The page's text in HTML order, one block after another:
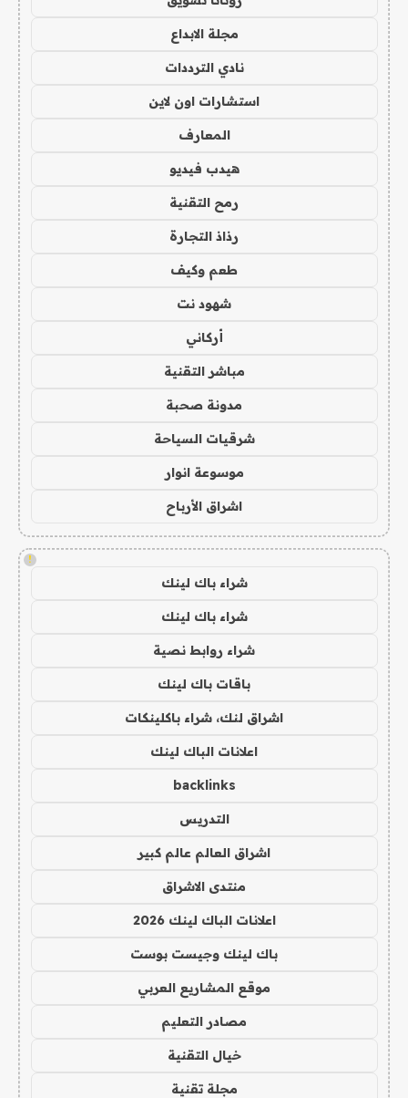
مجلة الابداع
نادي الترددات
استشارات اون لاين
المعارف
هيدب فيديو
رمح التقنية
رذاذ التجارة
طعم وكيف
شهود نت
أركاني
مباشر التقنية
مدونة صحبة
شرقيات السياحة
موسوعة انوار
اشراق الأرباح
!
شراء باك لينك
شراء باك لينك
شراء روابط نصية
باقات باك لينك
اشراق لنك، شراء باكلينكات
اعلانات الباك لينك
backlinks
التدريس
اشراق العالم عالم كبير
منتدى الاشراق
اعلانات الباك لينك 2026
باك لينك وجيست بوست
موقع المشاريع العربي
مصادر التعليم
خيال التقنية
مجلة تقنية